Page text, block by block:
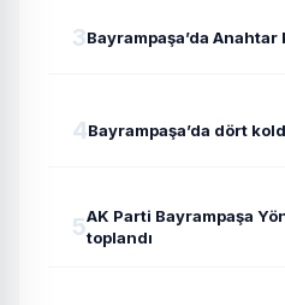
3Bayrampaşa’da
4Bayrampaşa’da dört
5AK Parti Bayrampaşa
toplandı